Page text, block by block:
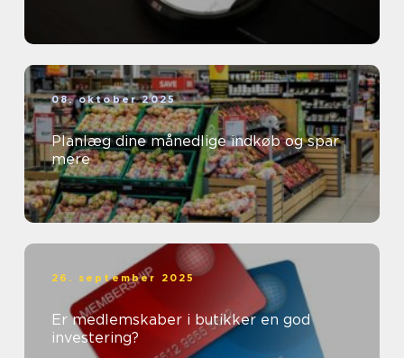
08. oktober 2025
Planlæg dine månedlige indkøb og spar
mere
26. september 2025
Er medlemskaber i butikker en god
investering?